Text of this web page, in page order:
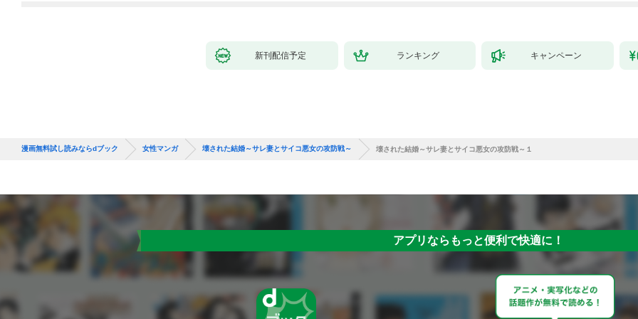
新刊配信予定 ランキング キャンペーン
漫画無料試し読みならdブック 女性マンガ 壊された結婚～サレ妻とサイコ悪女の攻防戦～ 壊された結婚～サレ妻とサイコ悪女の攻防戦～１
アプリならもっと便利で快適に！